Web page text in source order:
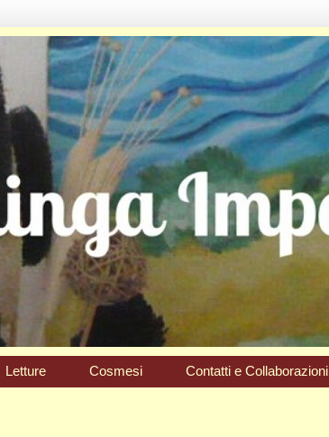
Letture Cosmesi Contatti e Collaborazioni